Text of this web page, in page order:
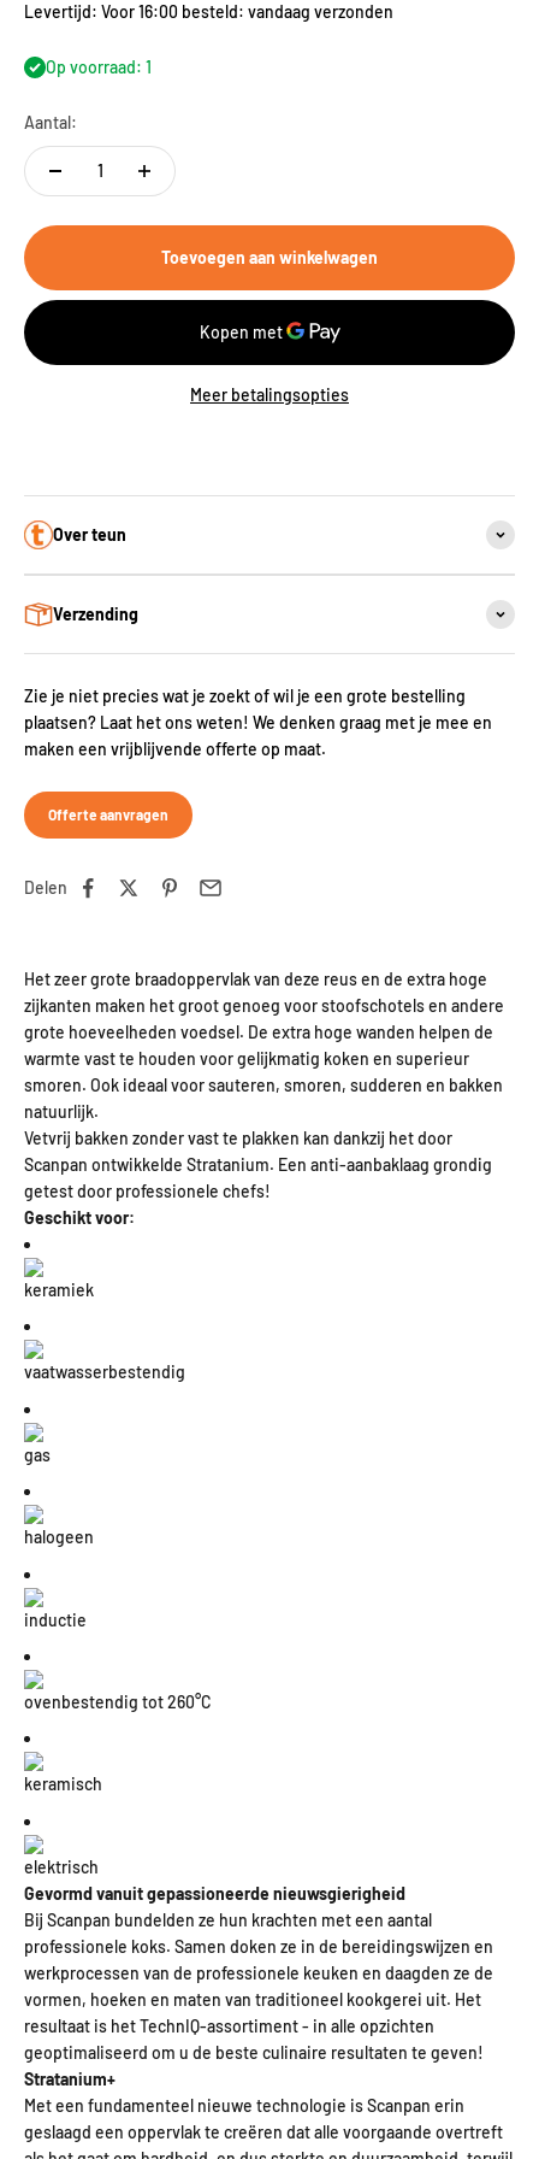
Levertijd: Voor 16:00 besteld: vandaag verzonden
Op voorraad: 1
Aantal:
Toevoegen aan winkelwagen
Meer betalingsopties
Over teun
Verzending
Zie je niet precies wat je zoekt of wil je een grote bestelling
plaatsen? Laat het ons weten! We denken graag met je mee en
maken een vrijblijvende offerte op maat.
Offerte aanvragen
Delen
Het zeer grote braadoppervlak van deze reus en de extra hoge
zijkanten maken het groot genoeg voor stoofschotels en andere
grote hoeveelheden voedsel. De extra hoge wanden helpen de
warmte vast te houden voor gelijkmatig koken en superieur
smoren. Ook ideaal voor sauteren, smoren, sudderen en bakken
natuurlijk.
Vetvrij bakken zonder vast te plakken kan dankzij het door
Scanpan ontwikkelde Stratanium. Een anti-aanbaklaag grondig
getest door professionele chefs!
Geschikt voor:
keramiek
vaatwasserbestendig
gas
halogeen
inductie
ovenbestendig tot 260°C
keramisch
elektrisch
Gevormd vanuit gepassioneerde nieuwsgierigheid
Bij Scanpan bundelden ze hun krachten met een aantal
professionele koks. Samen doken ze in de bereidingswijzen en
werkprocessen van de professionele keuken en daagden ze de
vormen, hoeken en maten van traditioneel kookgerei uit. Het
resultaat is het TechnIQ-assortiment - in alle opzichten
geoptimaliseerd om u de beste culinaire resultaten te geven!
Stratanium+
Met een fundamenteel nieuwe technologie is Scanpan erin
geslaagd een oppervlak te creëren dat alle voorgaande overtreft